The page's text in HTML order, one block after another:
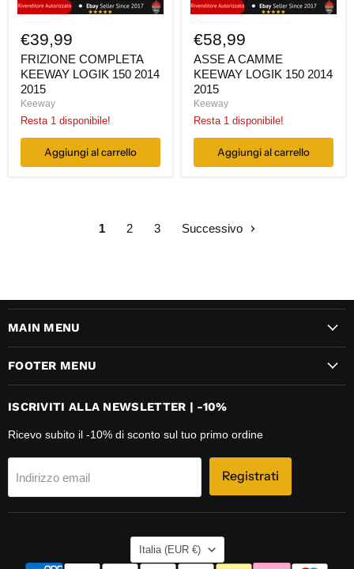
€39,99
FRIZIONE COMPLETA
KEEWAY LOGIK 150 2014
2015
Keeway
Resta 1 disponibile!
Aggiungi al carrello
€58,99
ASSE A CAMME
KEEWAY LOGIK 150 2014
2015
Keeway
Resta 1 disponibile!
Aggiungi al carrello
1 2 3 Successivo
MAIN MENU
FOOTER MENU
ISCRIVITI ALLA NEWSLETTER | -10%
Ricevo subito il -10% di sconto sul tuo primo ordine
Indirizzo email Registrati
NAZIONE
Italia (EUR €)